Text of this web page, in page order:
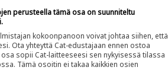
perusteella tämä osa on suunniteltu
kokoonpanoon voivat johtaa siihen, että
Ota yhteyttä Cat-edustajaan ennen ostoa
sopii Cat-laitteeseesi sen nykyisessä tilassa
Tämä osoitin ei takaa kaikkien osien